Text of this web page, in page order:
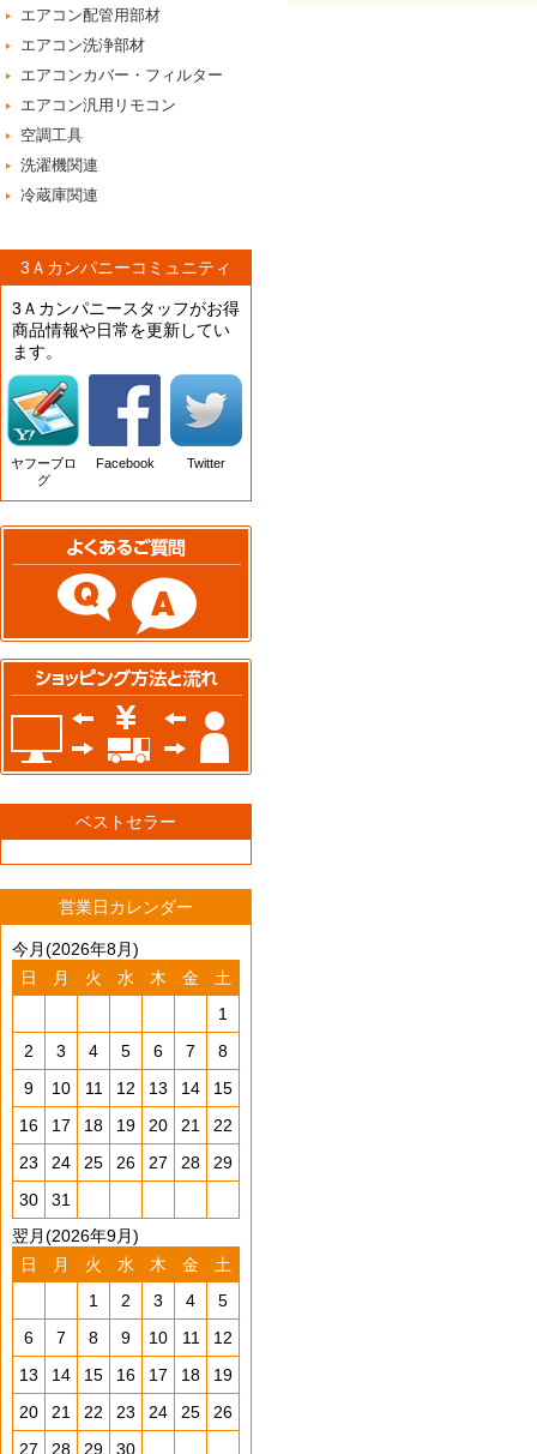
エアコン配管用部材
エアコン洗浄部材
エアコンカバー・フィルター
エアコン汎用リモコン
空調工具
洗濯機関連
冷蔵庫関連
3Ａカンパニーコミュニティ
3Ａカンパニースタッフがお得
商品情報や日常を更新してい
ます。
ヤフーブロ
グ
Facebook Twitter
ベストセラー
営業日カレンダー
今月(2026年8月)
日
月 火 水 木 金
土
1
2
3 4 5 6 7
8
9
10 11 12 13 14
15
16
17 18 19 20 21
22
23
24 25 26 27 28
29
30
31
翌月(2026年9月)
日
月 火 水 木 金
土
1
2 3 4
5
6
7 8 9 10 11
12
13
14 15 16 17 18
19
20
21 22 23 24 25
26
27
28 29
30